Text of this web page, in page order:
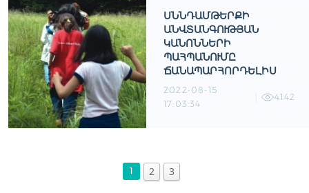
ՍՆՆԴԱՄԹԵՐՔԻ
ԱՆՎՏԱՆԳՈՒԹՅԱՆ
ԿԱՆՈՆՆԵՐԻ
ՊԱՀՊԱՆՈՒՄԸ
ՃԱՆԱՊԱՐՀՈՐԴԵԼԻՍ
2022-08-15
17:03:34
4142
1 2 3